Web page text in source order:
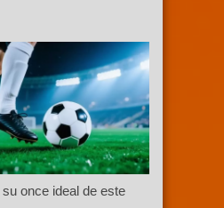
once ideal de este